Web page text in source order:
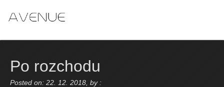
Po rozchodu
Posted on: 22. 12. 2018, by :